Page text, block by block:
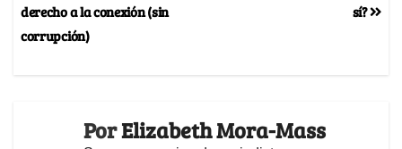
sí?
derecho a la conexión (sin
corrupción)
PorElizabeth Mora-Mass